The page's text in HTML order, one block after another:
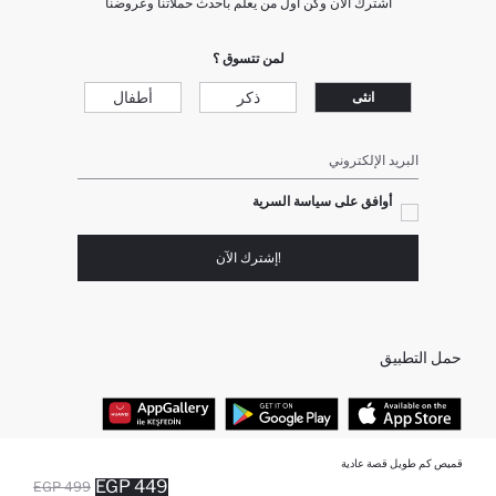
قميص كم طويل قصة عادية
499 EGP 449 EGP
لمن تتسوق ؟
انثى ذكر أطفال
البريد الإلكتروني
أوافق على سياسة السرية
!إشترك الآن
حمل التطبيق